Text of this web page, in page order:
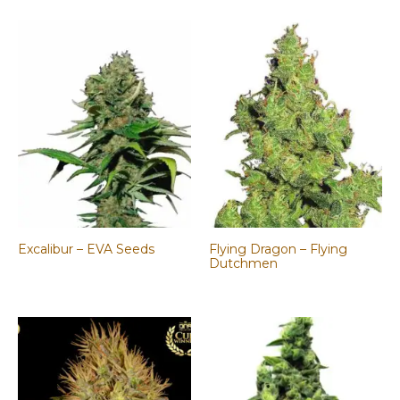
Excalibur – EVA Seeds
Flying Dragon – Flying
Dutchmen